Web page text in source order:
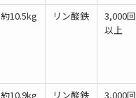
約10.5kg リン酸鉄
3,000回
以上
約10.9kg リン酸鉄
3,000回